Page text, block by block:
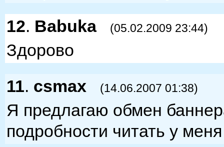
12. Babuka (05.02.2009 23:44)
Здорово
11. csmax (14.06.2007 01:38)
Я предлагаю обмен
подробности читать у